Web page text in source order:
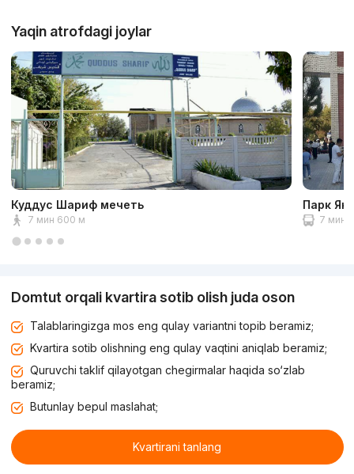
Yaqin atrofdagi joylar
Куддус Шариф мечеть
7 мин 600 м
Парк
7 мин
Domtut orqali kvartira sotib olish juda oson
Talablaringizga mos eng qulay variantni topib beramiz;
Kvartira sotib olishning eng qulay vaqtini aniqlab beramiz;
Quruvchi taklif qilayotgan chegirmalar haqida so‘zlab
beramiz;
Butunlay bepul maslahat;
Kvartirani tanlang